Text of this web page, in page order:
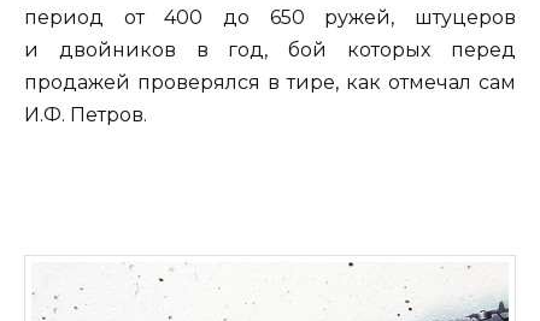
период от 400 до 650 ружей, штуцеров
и двойников в год, бой которых перед
продажей проверялся в тире, как отмечал сам
И.Ф. Петров.